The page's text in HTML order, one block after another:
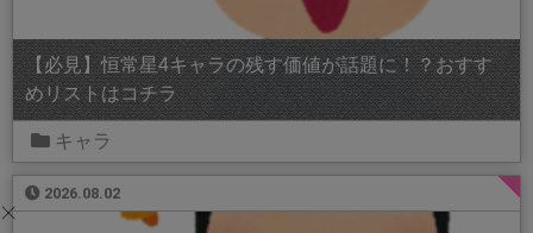
【必見】恒常星4キャラの残す価値が話題に！？おすす
めリストはコチラ
キャラ
2026.08.02